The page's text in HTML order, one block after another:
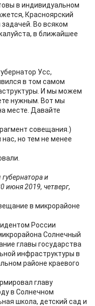
в индивидуальном
Красноярский
Во всяком
в ближайшее
Усс,
в том самом
И мы можем
нужным. Вот мы
месте. Давайте
совещания.)
но тем не менее
и
июня 2019, четверг,
в микрорайоне
России
Солнечный
главы государства
инфраструктуры в
районе краевого
главу
в Солнечном
школа, детский сад и